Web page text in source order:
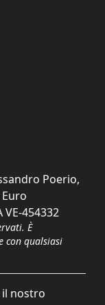
Poerio,
Euro
VE-454332
È
con qualsiasi
il nostro